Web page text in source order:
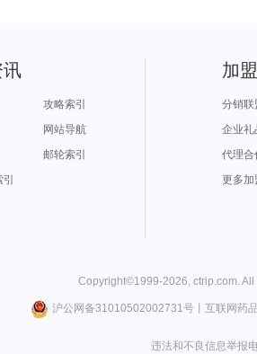
讯
攻略索引
网站导航
邮轮索引
加
分销联
企业礼
代理合
更多加
Copyright©1999-2026, ctrip.com.
沪公网备31010502002731号丨 互联网药
违法和不良信息举报